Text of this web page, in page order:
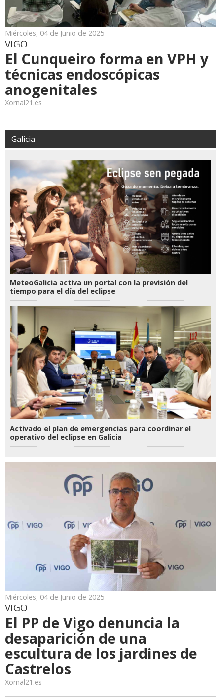
Miércoles, 04 de Junio de 2025
VIGO
El Cunqueiro forma en VPH y
técnicas endoscópicas
anogenitales
Xornal21.es
Galicia
MeteoGalicia activa un portal con la previsión del
tiempo para el día del eclipse
Activado el plan de emergencias para coordinar el
operativo del eclipse en Galicia
Miércoles, 04 de Junio de 2025
VIGO
El PP de Vigo denuncia la
desaparición de una
escultura de los jardines de
Castrelos
Xornal21.es